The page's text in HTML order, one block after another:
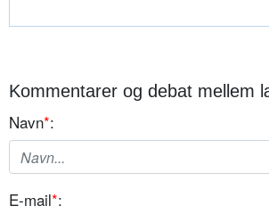
Kommentarer og debat mellem
Navn*:
E-mail*: